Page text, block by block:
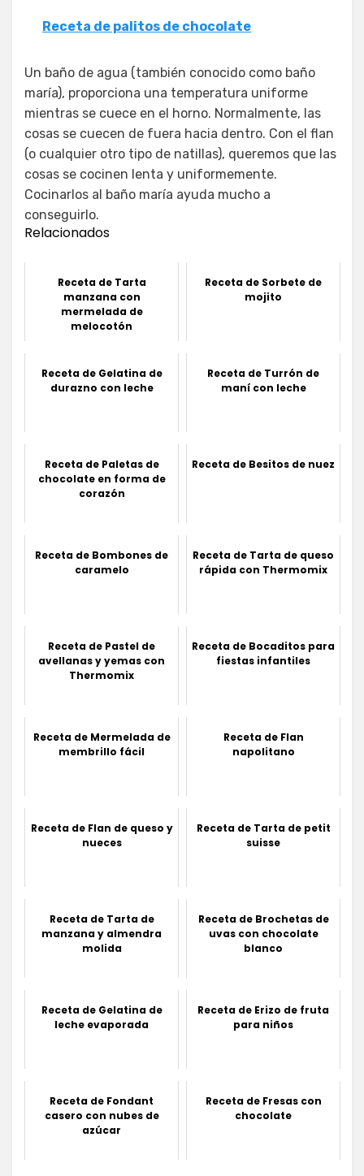
Receta de palitos de chocolate
Un baño de agua (también conocido como baño
maría), proporciona una temperatura uniforme
mientras se cuece en el horno. Normalmente, las
cosas se cuecen de fuera hacia dentro. Con el flan
(o cualquier otro tipo de natillas), queremos que las
cosas se cocinen lenta y uniformemente.
Cocinarlos al baño maría ayuda mucho a
conseguirlo.
Relacionados
Receta de Tarta
manzana con
mermelada de
melocotón
Receta de Sorbete de
mojito
Receta de Gelatina de
durazno con leche
Receta de Turrón de
maní con leche
Receta de Paletas de
chocolate en forma de
corazón
Receta de Besitos de nuez
Receta de Bombones de
caramelo
Receta de Tarta de queso
rápida con Thermomix
Receta de Pastel de
avellanas y yemas con
Thermomix
Receta de Bocaditos para
fiestas infantiles
Receta de Mermelada de
membrillo fácil
Receta de Flan
napolitano
Receta de Flan de queso y
nueces
Receta de Tarta de petit
suisse
Receta de Tarta de
manzana y almendra
molida
Receta de Brochetas de
uvas con chocolate
blanco
Receta de Gelatina de
leche evaporada
Receta de Erizo de fruta
para niños
Receta de Fondant
casero con nubes de
azúcar
Receta de Fresas con
chocolate